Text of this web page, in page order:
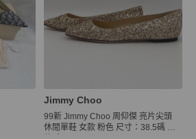
Jimmy Choo
99新 Jimmy Choo 周仰傑 亮片尖頭
休閒單鞋 女款 粉色 尺寸：38.5碼 附